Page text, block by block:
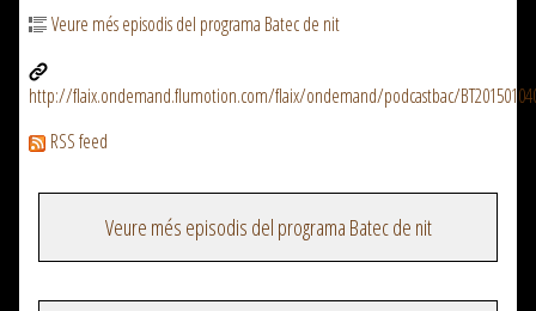
Veure més episodis del programa Batec de nit
http://flaix.ondemand.flumotion.com/flaix/ondemand/podcastbac/
RSS feed
Veure més episodis del programa Batec de nit